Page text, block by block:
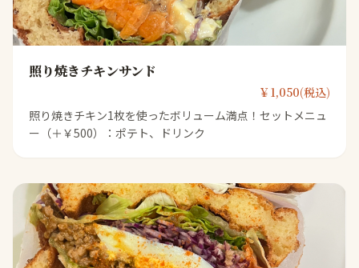
照り焼きチキンサンド
￥1,050(税込)
照り焼きチキン1枚を使ったボリューム満点！セットメニュ
ー（＋￥500）：ポテト、ドリンク